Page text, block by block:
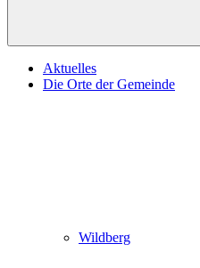
Aktuelles
Die Orte der Gemeinde
Wildberg